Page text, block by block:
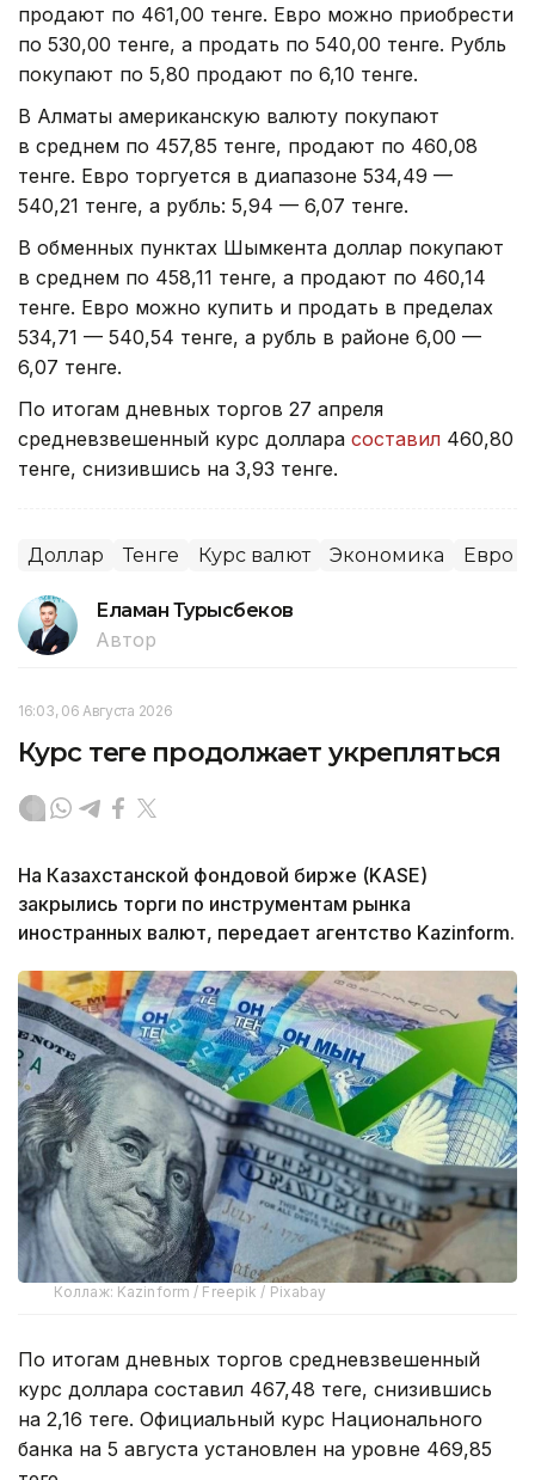
продают по 461,00 тенге. Евро можно приобрести
по 530,00 тенге, а продать по 540,00 тенге. Рубль
покупают по 5,80 продают по 6,10 тенге.
В Алматы американскую валюту покупают
в среднем по 457,85 тенге, продают по 460,08
тенге. Евро торгуется в диапазоне 534,49 —
540,21 тенге, а рубль: 5,94 — 6,07 тенге.
В обменных пунктах Шымкента доллар покупают
в среднем по 458,11 тенге, а продают по 460,14
тенге. Евро можно купить и продать в пределах
534,71 — 540,54 тенге, а рубль в районе 6,00 —
6,07 тенге.
По итогам дневных торгов 27 апреля
средневзвешенный курс доллара составил 460,80
тенге, снизившись на 3,93 тенге.
Доллар Тенге Курс валют Экономика Евро
Еламан Турысбеков
Автор
16:03, 06 Августа 2026
Курс теңге продолжает укрепляться
На Казахстанской фондовой бирже (KASE)
закрылись торги по инструментам рынка
иностранных валют, передает агентство Kazinform.
Коллаж: Kazinform / Freepik / Pixabay
По итогам дневных торгов средневзвешенный
курс доллара составил 467,48 теңге, снизившись
на 2,16 теңге. Официальный курс Национального
банка на 5 августа установлен на уровне 469,85